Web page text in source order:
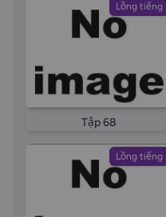
Lồng tiếng
Tập 68
Lồng tiếng